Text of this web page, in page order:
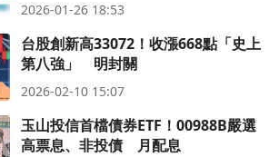
2026-01-26 18:53
台股創新高33072！收漲668點「史上
第八強」 明封關
2026-02-10 15:07
玉山投信首檔債券ETF！00988B嚴選
高票息、非投債 月配息